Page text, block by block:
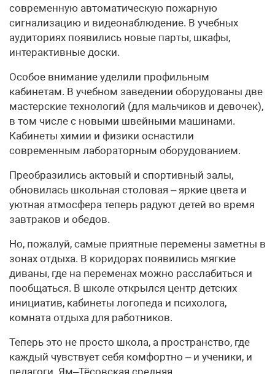
современную автоматическую пожарную
сигнализацию и видеонаблюдение. В учебных
аудиториях появились новые парты, шкафы,
интерактивные доски.
Особое внимание уделили профильным
кабинетам. В учебном заведении оборудованы две
мастерские технологий (для мальчиков и девочек),
в том числе с новыми швейными машинами.
Кабинеты химии и физики оснастили
современным лабораторным оборудованием.
Преобразились актовый и спортивный залы,
обновилась школьная столовая – яркие цвета и
уютная атмосфера теперь радуют детей во время
завтраков и обедов.
Но, пожалуй, самые приятные перемены заметны в
зонах отдыха. В коридорах появились мягкие
диваны, где на переменах можно расслабиться и
пообщаться. В школе открылся центр детских
инициатив, кабинеты логопеда и психолога,
комната отдыха для работников.
Теперь это не просто школа, а пространство, где
каждый чувствует себя комфортно – и ученики, и
педагоги. Ям–Тёсовская средняя